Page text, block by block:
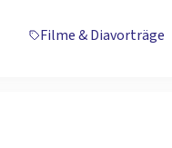
Filme & Diavorträge